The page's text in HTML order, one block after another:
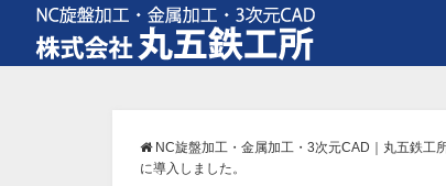
NC旋盤加工・金属加工・3次元CAD｜丸五鉄工
に導入しました。